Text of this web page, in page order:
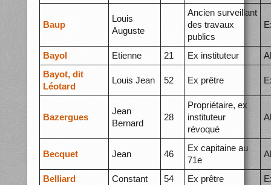
Baup
Louis
Auguste
Ancien surveillant
des travaux
publics
Bayol Etienne 21 Ex instituteur
Bayot, dit
Léotard
Louis Jean 52 Ex prêtre
Bazergues
Jean
Bernard
28
Propriétaire, ex
instituteur
révoqué
Becquet Jean 46
Ex capitaine au
71e
Belliard Constant 54 Ex prêtre